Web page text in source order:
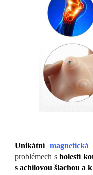
Unikátní
problémech s bolestí
s achilovou šlachou a